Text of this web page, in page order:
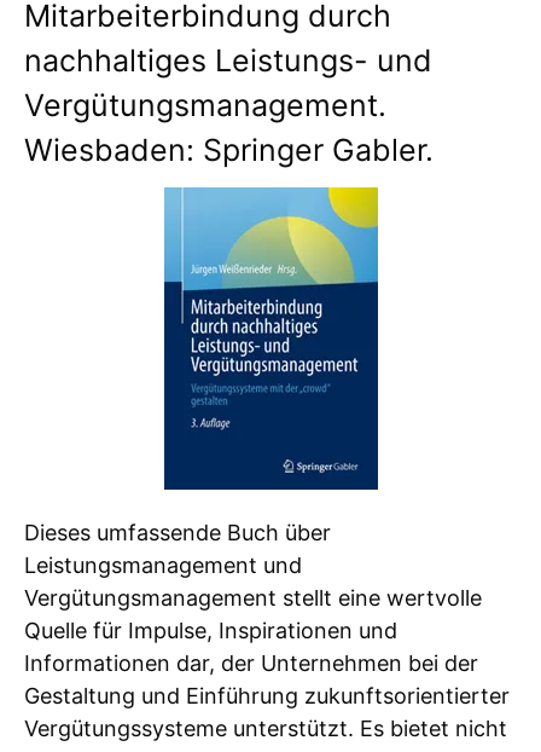
Mitarbeiterbindung durch
nachhaltiges Leistungs- und
Vergütungsmanagement.
Wiesbaden: Springer Gabler.
Dieses umfassende Buch über
Leistungsmanagement und
Vergütungsmanagement stellt eine wertvolle
Quelle für Impulse, Inspirationen und
Informationen dar, der Unternehmen bei der
Gestaltung und Einführung zukunftsorientierter
Vergütungssysteme unterstützt. Es bietet nicht